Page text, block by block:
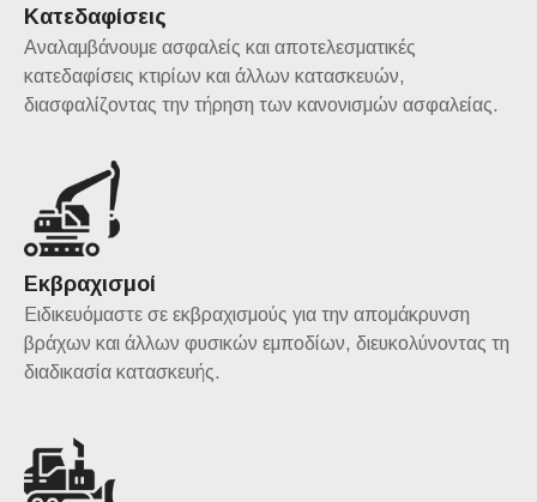
Κατεδαφίσεις
Αναλαμβάνουμε ασφαλείς και αποτελεσματικές
κατεδαφίσεις κτιρίων και άλλων κατασκευών,
διασφαλίζοντας την τήρηση των κανονισμών ασφαλείας.
Εκβραχισμοί
Ειδικευόμαστε σε εκβραχισμούς για την απομάκρυνση
βράχων και άλλων φυσικών εμποδίων, διευκολύνοντας τη
διαδικασία κατασκευής.